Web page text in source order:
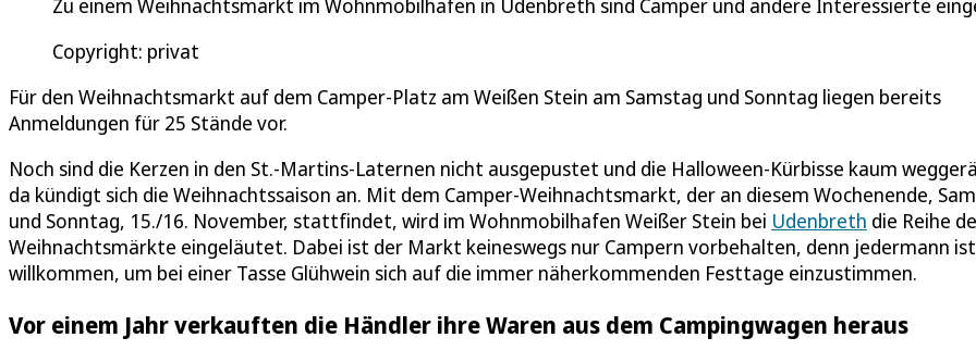
Zu einem Weihnachtsmarkt im Wohnmobilhafen in Udenbreth sind Camper und andere Interessierte
Copyright: privat
Für den Weihnachtsmarkt auf dem Camper-Platz am Weißen Stein am Samstag und Sonntag liegen bereits
Anmeldungen für 25 Stände vor.
Noch sind die Kerzen in den St.-Martins-Laternen nicht ausgepustet und die Halloween-Kürbisse kaum
da kündigt sich die Weihnachtssaison an. Mit dem Camper-Weihnachtsmarkt, der an diesem Wochenende,
und Sonntag, 15./16. November, stattfindet, wird im Wohnmobilhafen Weißer Stein bei Udenbreth die Reihe
Weihnachtsmärkte eingeläutet. Dabei ist der Markt keineswegs nur Campern vorbehalten, denn jedermann ist
willkommen, um bei einer Tasse Glühwein sich auf die immer näherkommenden Festtage einzustimmen.
Vor einem Jahr verkauften die Händler ihre Waren aus dem Campingwagen heraus